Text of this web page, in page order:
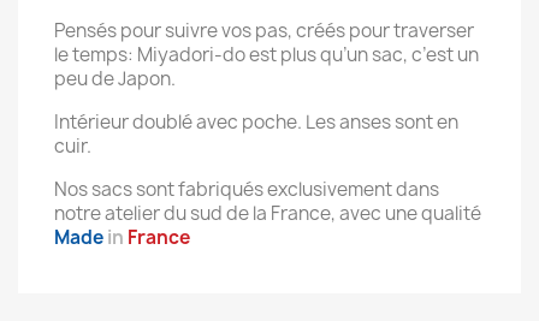
Pensés pour suivre vos pas, créés pour traverser
le temps: Miyadori-do est plus qu’un sac, c’est un
peu de Japon.
Intérieur doublé avec poche. Les anses sont en
cuir.
Nos sacs sont fabriqués exclusivement dans
notre atelier du sud de la France, avec une qualité
Madein France